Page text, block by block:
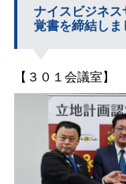
ナイスビジネ
覚書を締結しま
【３０１会議室】